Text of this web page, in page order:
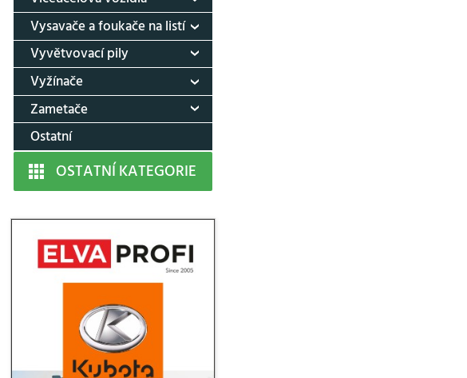
Vysavače a foukače na listí
Vyvětvovací pily
Vyžínače
Zametače
Ostatní
OSTATNÍ KATEGORIE